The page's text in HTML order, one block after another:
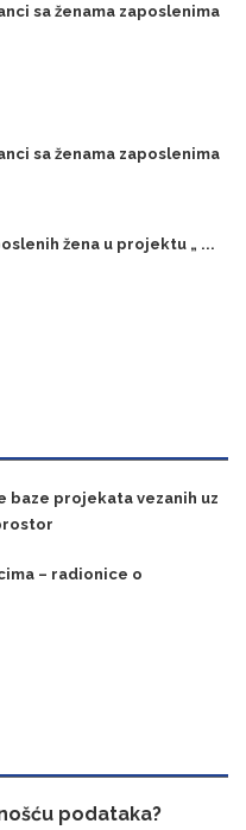
sa ženama zaposlenima
sa ženama zaposlenima
žena u projektu „ ...
baze projekata vezanih uz
– radionice o
podataka?